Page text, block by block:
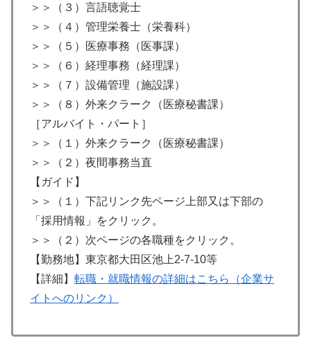
＞＞（３）言語聴覚士
＞＞（４）管理栄養士（栄養科）
＞＞（５）医療事務（医事課）
＞＞（６）経理事務（経理課）
＞＞（７）設備管理（施設課）
＞＞（８）外来クラーク（医療秘書課）
［アルバイト・パート］
＞＞（１）外来クラーク（医療秘書課）
＞＞（２）夜間事務当直
【ガイド】
＞＞（１）下記リンク先ページ上部又は下部の
「採用情報」をクリック。
＞＞（２）次ページの各職種をクリック。
【勤務地】東京都大田区池上2-7-10等
【詳細】 転職・就職情報の詳細はこちら（企業サ
イトへのリンク）